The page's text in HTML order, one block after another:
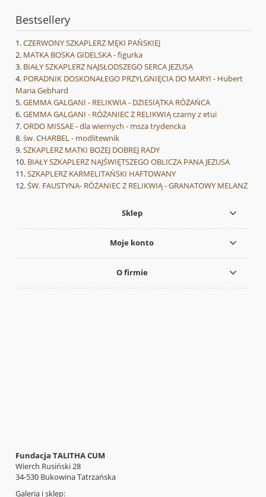
Bestsellery
CZERWONY SZKAPLERZ MĘKI PAŃSKIEJ
MATKA BOSKA GIDELSKA - figurka
BIAŁY SZKAPLERZ NAJSŁODSZEGO SERCA JEZUSA
PORADNIK DOSKONAŁEGO PRZYLGNIĘCIA DO MARYI - Hubert
Maria Gebhard
GEMMA GALGANI - RELIKWIA - DZIESIĄTKA RÓŻAŃCA
GEMMA GALGANI - RÓŻANIEC Z RELIKWIĄ czarny z etui
ORDO MISSAE - dla wiernych - msza trydencka
św. CHARBEL - modlitewnik
SZKAPLERZ MATKI BOŻEJ DOBREJ RADY
BIAŁY SZKAPLERZ NAJŚWIĘTSZEGO OBLICZA PANA JEZUSA
SZKAPLERZ KARMELITAŃSKI HAFTOWANY
ŚW. FAUSTYNA- RÓŻANIEC Z RELIKWIĄ - GRANATOWY MELANŻ
Sklep
Moje konto
O firmie
Fundacja TALITHA CUM
Wierch Rusiński 28
34-530 Bukowina Tatrzańska
Galeria i sklep: